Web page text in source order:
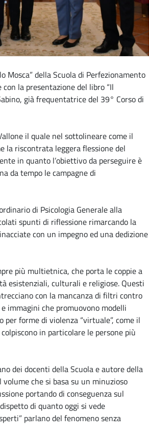
Mosca” della Scuola di Perfezionamento
la presentazione del libro “Il
già frequentatrice del 39° Corso di
il quale nel sottolineare come il
la riscontrata leggera flessione del
in quanto l’obiettivo da perseguire è
da tempo le campagne di
di Psicologia Generale alla
spunti di riflessione rimarcando la
con un impegno ed una dedizione
più multietnica, che porta le coppie a
esistenziali, culturali e religiose. Questi
con la mancanza di filtri contro
immagini che promuovono modelli
forme di violenza “virtuale”, come il
in particolare le persone più
dei docenti della Scuola e autore della
che si basa su un minuzioso
portando di conseguenza sul
di quanto oggi si vede
parlano del fenomeno senza